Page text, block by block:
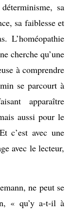
sa
sa faiblesse et
L’homéopathie
cherche qu’une
à comprendre
se parcourt à
apparaître
aussi pour le
c’est avec une
avec le lecteur,
ne peut se
« qu’y a-t-il à